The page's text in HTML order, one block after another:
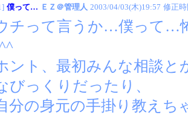
僕って… ＥＺ＠管理人 2003/04/03(木)19:57 修正
チって言うか…僕って…
ゞ
ント、最初みんな相
びっくりだったり、
分の身元の手掛り教えち